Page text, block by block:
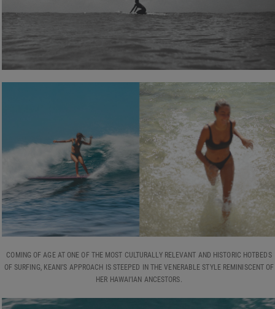
COMING OF AGE AT ONE OF THE MOST CULTURALLY RELEVANT AND HISTORIC HOTBEDS
OF SURFING, KEANI’S APPROACH IS STEEPED IN THE VENERABLE STYLE REMINISCENT OF
HER HAWAI’IAN ANCESTORS.